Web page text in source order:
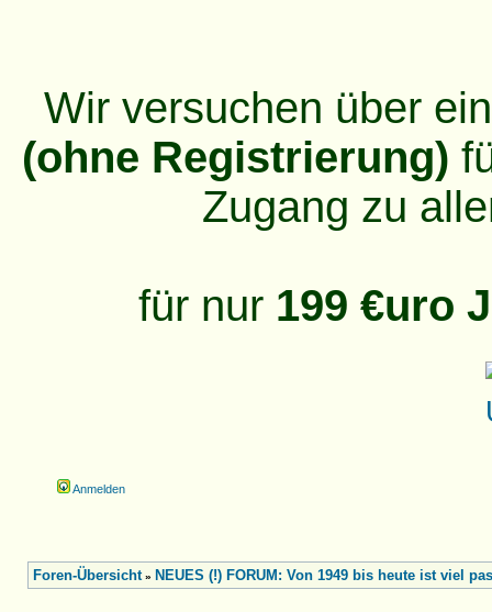
Wir versuchen über
(ohne Registrierung)
Zugang zu
für nur 199 €uro
Anmelden
Foren-Übersicht» NEUES (!) FORUM: Von 1949 bis heute ist viel